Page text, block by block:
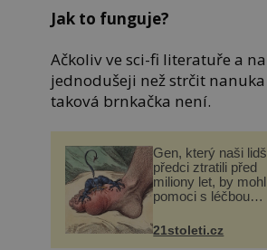
Jak to funguje?
Ačkoliv ve sci-fi literatuře a
jednodušeji než strčit
taková brnkačka není.
Gen, který naši
předci ztratili před
miliony let, by mohl
pomoci s léčbou
21stoleti.cz